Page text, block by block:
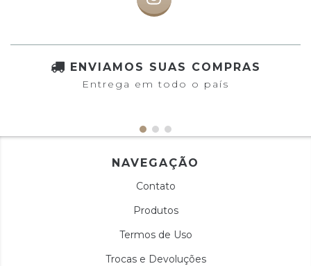
ENVIAMOS SUAS COMPRAS
Entrega em todo o país
NAVEGAÇÃO
Contato
Produtos
Termos de Uso
Trocas e Devoluções